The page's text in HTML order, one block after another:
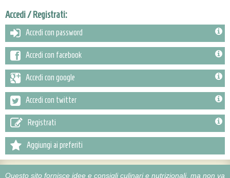
Accedi / Registrati:
Accedi con password
Accedi con facebook
Accedi con google
Accedi con twitter
Registrati
Aggiungi ai preferiti
Questo sito fornisce idee e consigli culinari e nutrizionali, ma non va